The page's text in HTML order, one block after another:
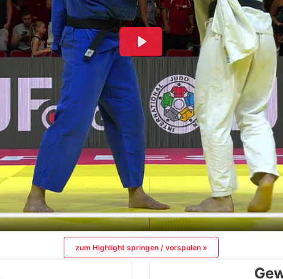
zum Highlight springen / vorspulen »